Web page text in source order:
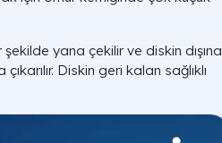
yana çekilir ve diskin dışına
Diskin geri kalan sağlıklı